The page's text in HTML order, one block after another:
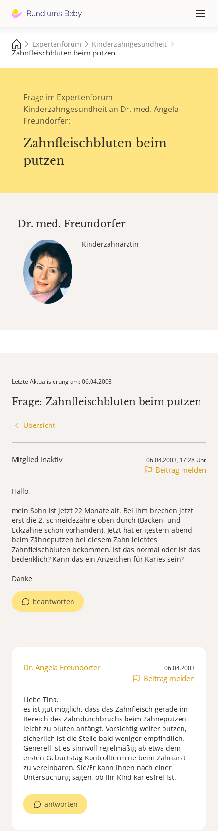
≡
Expertenforum Kinderzahngesundheit
Zahnfleischbluten beim putzen
Frage im Expertenforum
Kinderzahngesundheit an Dr. med. Angela
Freundorfer:
Zahnfleischbluten beim
putzen
Dr. med. Freundorfer
Kinderzahnärztin
Letzte Aktualisierung am: 06.04.2003
Frage: Zahnfleischbluten beim putzen
Übersicht
Mitglied inaktiv 06.04.2003, 17:28 Uhr
Beitrag melden
Hallo,
mein Sohn ist jetzt 22 Monate alt. Bei ihm brechen jetzt
erst die 2. schneidezähne oben durch (Backen- und
Eckzähne schon vorhanden). Jetzt hat er gestern abend
beim Zähneputzen bei diesem Zahn leichtes
Zahnfleischbluten bekommen. Ist das normal oder ist das
bedenklich? Kann das ein Anzeichen für Karies sein?
beantworten
Dr. Angela Freundorfer 06.04.2003
Beitrag melden
Liebe Tina,
es ist gut möglich, dass das Zahnfleisch gerade im
Bereich des Zahndurchbruchs beim Zähneputzen
leicht zu bluten anfängt. Vorsichtig weiter putzen,
sicherlich ist die Stelle bald weniger empfindlich.
Generell ist es sinnvoll regelmäßig ab etwa dem
ersten Geburtstag Kontrolltermine beim Zahnarzt
zu vereinbaren. Sie/Er kann Ihnen nach einer
Untersuchung sagen, ob Ihr Kind kariesfrei ist.
antworten